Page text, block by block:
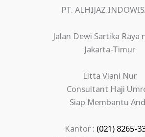
PT. ALHIJAZ
Jalan Dewi Sartika Raya
Jakarta-Timur
Litta Viani Nur
Consultant Haji
Siap Membantu
Kantor : (021) 8265-